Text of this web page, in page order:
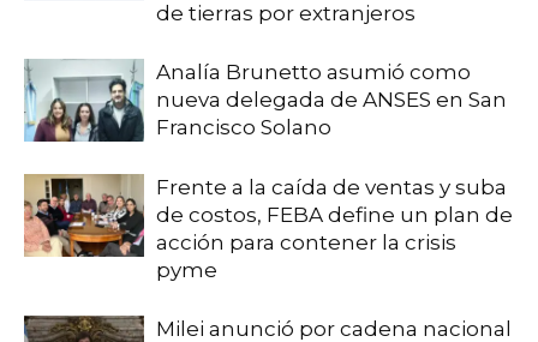
de tierras por extranjeros
Analía Brunetto asumió como
nueva delegada de ANSES en San
Francisco Solano
Frente a la caída de ventas y suba
de costos, FEBA define un plan de
acción para contener la crisis
pyme
Milei anunció por cadena nacional